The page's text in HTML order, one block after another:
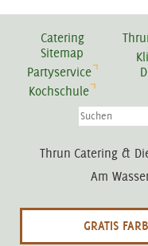
Catering
Sitemap
Partyservice
Kochschule
Thrun Catering &
Am
GRATIS